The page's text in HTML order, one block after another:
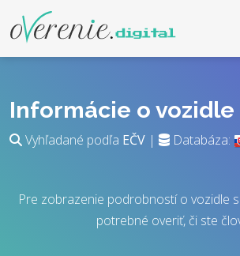
Informácie o vozidle
Vyhľadané podľa EČV | Databáza:
Pre zobrazenie podrobností o vozidle s
potrebné overiť, či ste